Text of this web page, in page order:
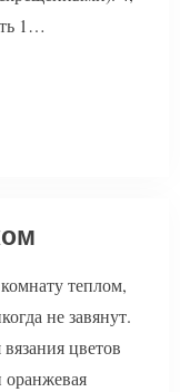
1…
теплом,
не завянут.
цветов
оранжевая